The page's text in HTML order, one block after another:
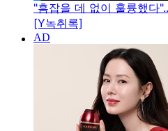
"흠잡을 데 없이 훌륭했다
[Y녹취록]